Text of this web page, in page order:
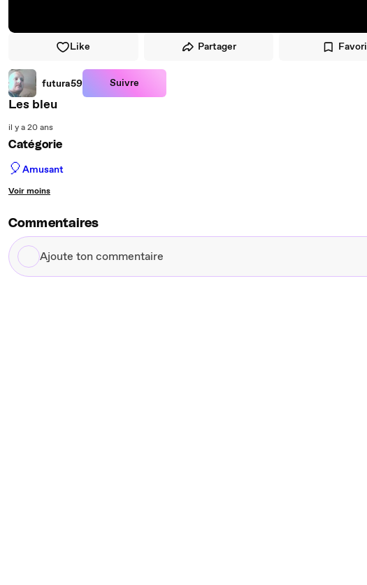
Like Partager Favori
futura59 Suivre
Les bleu
il y a 20 ans
Catégorie
🎈Amusant
Voir moins
Commentaires
Ajoute
ton